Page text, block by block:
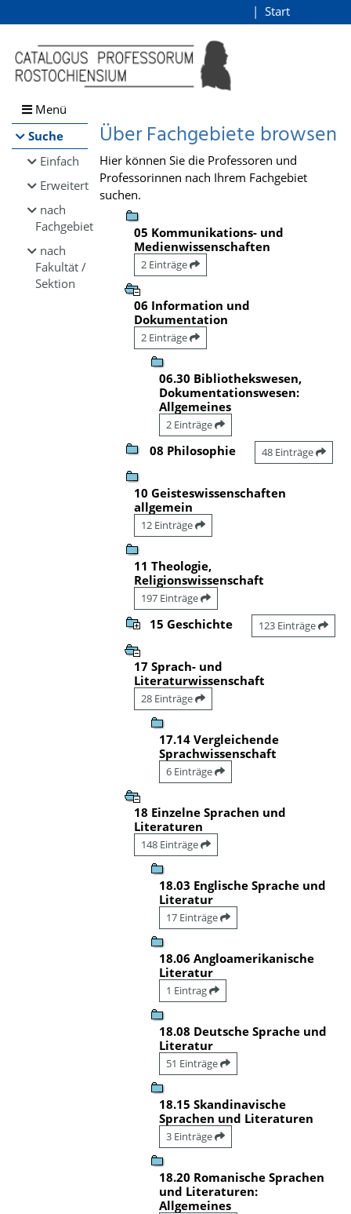
Browsen
direkt zum Inhalt
Start
Menü
Suche
Einfach
Erweitert
nach
Fachgebiet
nach
Fakultät /
Sektion
Über Fachgebiete browsen
Hier können Sie die Professoren und
Professorinnen nach Ihrem Fachgebiet
suchen.
05 Kommunikations- und
Medienwissenschaften
2 Einträge
06 Information und
Dokumentation
2 Einträge
06.30 Bibliothekswesen,
Dokumentationswesen:
Allgemeines
2 Einträge
08 Philosophie 48 Einträge
10 Geisteswissenschaften
allgemein
12 Einträge
11 Theologie,
Religionswissenschaft
197 Einträge
15 Geschichte 123 Einträge
17 Sprach- und
Literaturwissenschaft
28 Einträge
17.14 Vergleichende
Sprachwissenschaft
6 Einträge
18 Einzelne Sprachen und
Literaturen
148 Einträge
18.03 Englische Sprache und
Literatur
17 Einträge
18.06 Angloamerikanische
Literatur
1 Eintrag
18.08 Deutsche Sprache und
Literatur
51 Einträge
18.15 Skandinavische
Sprachen und Literaturen
3 Einträge
18.20 Romanische Sprachen
und Literaturen:
Allgemeines